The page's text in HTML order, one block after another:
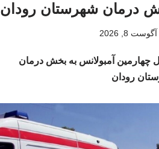
درمان شهرستان رودان
آگوست 8, 2026
چهارمین آمبولانس به بخش درمان
رودان